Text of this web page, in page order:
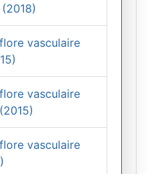
vasculaire
vasculaire
vasculaire